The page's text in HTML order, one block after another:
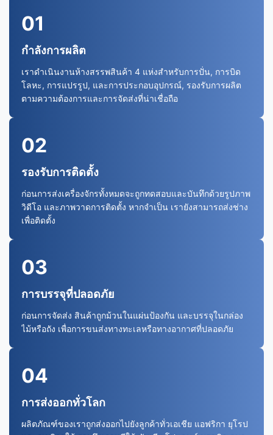
01
กำลังการผลิต
เราดําเนินงานห้างสรรพสินค้า 4 แห่งสําหรับการปั่น, การบิด
โลหะ, การแปรรูป, และการประกอบอุปกรณ์, รองรับการผลิต
ตามความต้องการและการจัดส่งที่น่าเชื่อถือ
02
รองรับการติดตั้ง
ก่อนการส่งเครื่องจักรทั้งหมดจะถูกทดสอบและบันทึกด้วยรูปภาพ
วิดีโอ และภาพวาดการติดตั้ง หากจําเป็น เรายังสามารถส่งช่าง
เพื่อติดตั้ง
03
การบรรจุที่ปลอดภัย
ก่อนการจัดส่ง สินค้าถูกม้วนในแผ่นป้องกัน และบรรจุในกล่อง
ไม้หรือถัง เพื่อการขนส่งทางทะเลหรือทางอากาศที่ปลอดภัย
04
การส่งออกทั่วโลก
ผลิตภัณฑ์ของเราถูกส่งออกไปยังลูกค้าทั่วเอเชีย แอฟริกา ยุโรป